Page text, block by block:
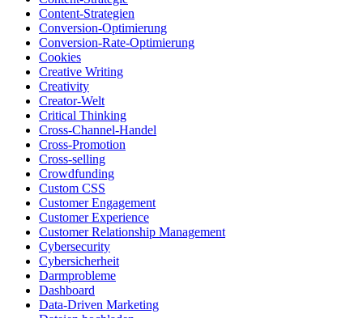
Content-Strategien
Conversion-Optimierung
Conversion-Rate-Optimierung
Cookies
Creative Writing
Creativity
Creator-Welt
Critical Thinking
Cross-Channel-Handel
Cross-Promotion
Cross-selling
Crowdfunding
Custom CSS
Customer Engagement
Customer Experience
Customer Relationship Management
Cybersecurity
Cybersicherheit
Darmprobleme
Dashboard
Data-Driven Marketing